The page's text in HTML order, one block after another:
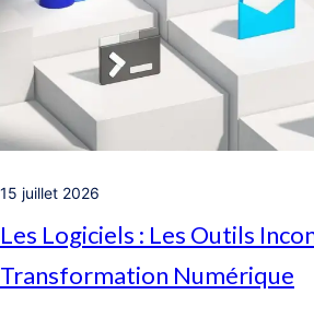
15 juillet 2026
Les Logiciels : Les Outils
Transformation Numérique